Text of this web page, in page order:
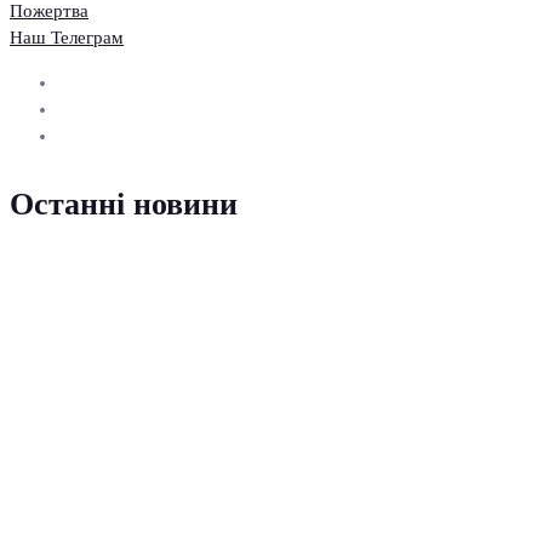
Пожертва
Наш Телеграм
Останні новини